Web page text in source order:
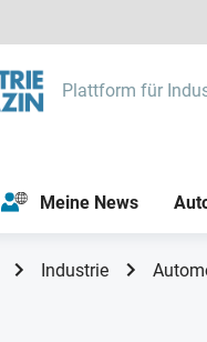
Plattform für
Meine News
Industrie